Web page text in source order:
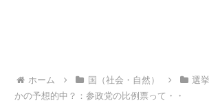
ホーム 国（社会・自然） 選
かの予想的中？：参政党の比例票って・・